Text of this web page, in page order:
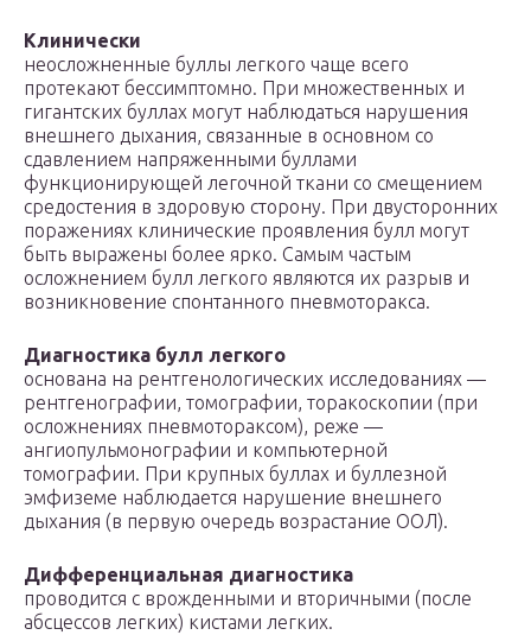
Клинически
неосложненные буллы легкого чаще всего
протекают бессимптомно. При множественных и
гигантских буллах могут наблюдаться нарушения
внешнего дыхания, связанные в основном со
сдавлением напряженными буллами
функционирующей легочной ткани со смещением
средостения в здоровую сторону. При двусторонних
поражениях клинические проявления булл могут
быть выражены более ярко. Самым частым
осложнением булл легкого являются их разрыв и
возникновение спонтанного пневмоторакса.
Диагностика булл легкого
основана на рентгенологических исследованиях —
рентгенографии, томографии, торакоскопии (при
осложнениях пневмотораксом), реже —
ангиопульмонографии и компьютерной
томографии. При крупных буллах и буллезной
эмфиземе наблюдается нарушение внешнего
дыхания (в первую очередь возрастание ООЛ).
Дифференциальная диагностика
проводится с врожденными и вторичными (после
абсцессов легких) кистами легких.